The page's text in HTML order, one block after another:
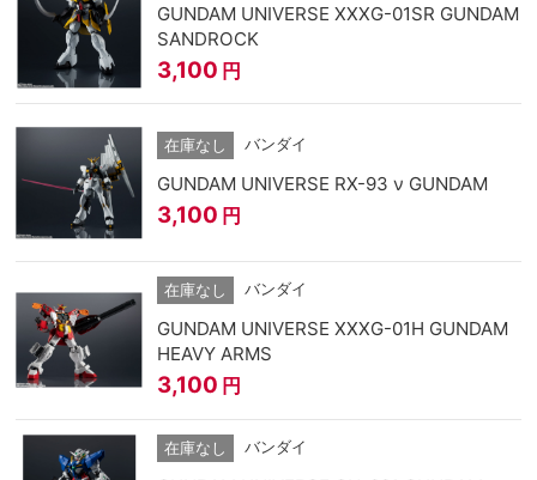
GUNDAM UNIVERSE XXXG-01SR GUNDAM
SANDROCK
3,100 円
在庫なし バンダイ
GUNDAM UNIVERSE RX-93 ν GUNDAM
3,100 円
在庫なし バンダイ
GUNDAM UNIVERSE XXXG-01H GUNDAM
HEAVY ARMS
3,100 円
在庫なし バンダイ